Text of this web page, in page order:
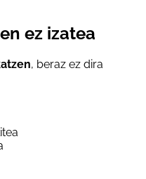
ez izatea
, beraz ez dira